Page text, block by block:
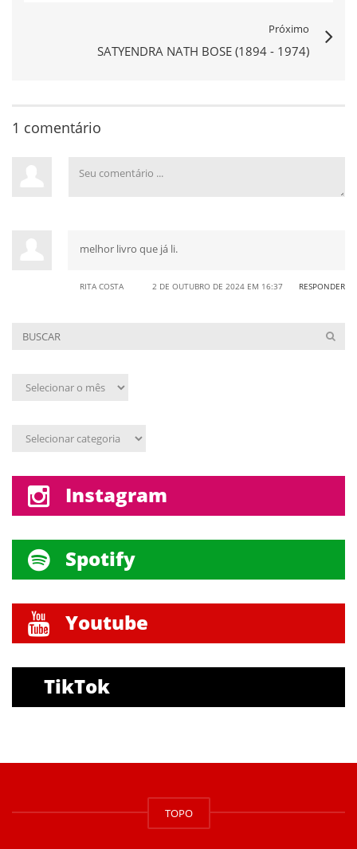
Próximo
SATYENDRA NATH BOSE (1894 - 1974)
1 comentário
melhor livro que já li.
RITA COSTA RESPONDER
2 DE OUTUBRO DE 2024 EM 16:37
Arquivo
Assunto
Instagram
Spotify
Youtube
TikTok
TOPO